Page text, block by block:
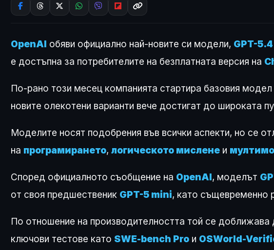
OpenAI обяви официално най-новите си модели, GPT-
е достъпна за потребителите на безплатната версия на
По-рано този месец компанията стартира базовия модел
новите олекотени варианти вече достигат до широката
Моделите носят подобрения във всички аспекти, но се
на програмирането, логическото мислене и
Според официалното съобщение на OpenAI, моделът
от своя предшественик GPT-5 mini, като същевременно
По отношение на производителността той се
ключови тестове като SWE-bench Pro и OSWorld-